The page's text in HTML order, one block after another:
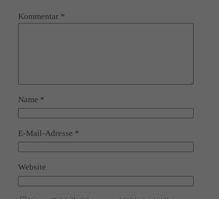
Kommentar *
Name *
E-Mail-Adresse *
Website